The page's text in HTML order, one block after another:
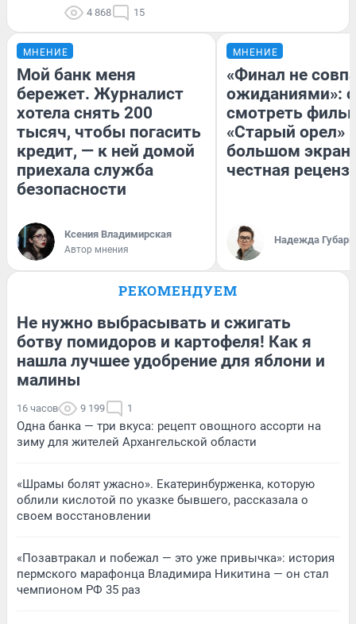
4 868 15
МНЕНИЕ
Мой банк меня
бережет. Журналист
хотела снять 200
тысяч, чтобы погасить
кредит, — к ней домой
приехала служба
безопасности
Ксения Владимирская
Автор мнения
МНЕНИЕ
«Финал не
ожиданиями»:
смотреть
«Старый орел»
большом
честная
Надежда Губарь
РЕКОМЕНДУЕМ
Не нужно выбрасывать и сжигать
ботву помидоров и картофеля! Как я
нашла лучшее удобрение для яблони и
малины
16 часов 9 199 1
Одна банка — три вкуса: рецепт овощного ассорти на
зиму для жителей Архангельской области
«Шрамы болят ужасно». Екатеринбурженка, которую
облили кислотой по указке бывшего, рассказала о
своем восстановлении
«Позавтракал и побежал — это уже привычка»: история
пермского марафонца Владимира Никитина — он стал
чемпионом РФ 35 раз